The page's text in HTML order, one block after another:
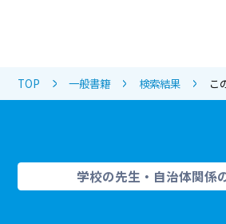
TOP 一般書籍 検索結果 こ
学校の先生・自治体関係